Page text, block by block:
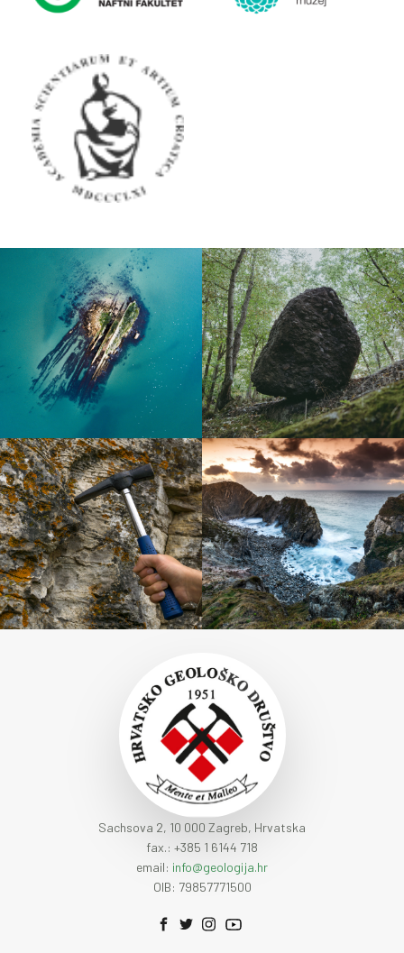
Sachsova 2, 10 000 Zagreb, Hrvatska
fax.: +385 1 6144 718
email: info@geologija.hr
OIB: 79857771500